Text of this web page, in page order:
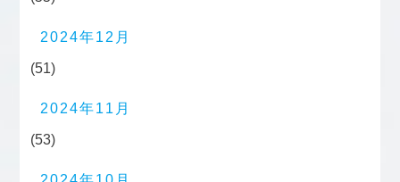
2024年12月
(51)
2024年11月
(53)